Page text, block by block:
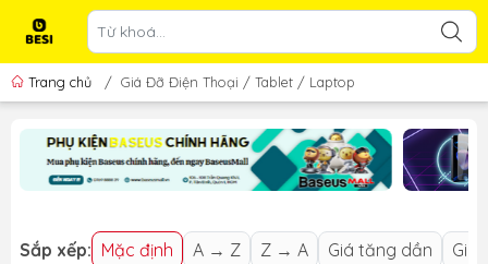
Trang chủ / Giá Đỡ Điện Thoại / Tablet / Laptop
Sắp xếp: Mặc định A → Z Z → A Giá tăng dần Giá